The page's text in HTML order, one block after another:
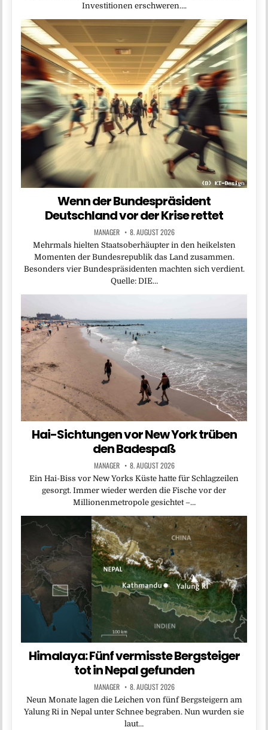
Investitionen erschweren….
Wenn der Bundespräsident
Deutschland vor der Krise rettet
MANAGER 8. AUGUST 2026
Mehrmals hielten Staatsoberhäupter in den heikelsten
Momenten der Bundesrepublik das Land zusammen.
Besonders vier Bundespräsidenten machten sich verdient.
Quelle: DIE…
Hai-Sichtungen vor New York trüben
den Badespaß
MANAGER 8. AUGUST 2026
Ein Hai-Biss vor New Yorks Küste hatte für Schlagzeilen
gesorgt. Immer wieder werden die Fische vor der
Millionenmetropole gesichtet –…
Himalaya: Fünf vermisste Bergsteiger
tot in Nepal gefunden
MANAGER 8. AUGUST 2026
Neun Monate lagen die Leichen von fünf Bergsteigern am
Yalung Ri in Nepal unter Schnee begraben. Nun wurden sie
laut…